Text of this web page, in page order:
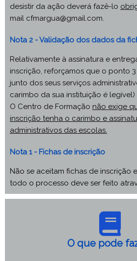
desistir da ação deverá fazê-lo
mail cfmargua@gmail.com.
Nota 2 - Validação dos dados da
Relativamente à assinatura e
inscrição, reforçamos que o ponto
junto dos seus serviços
carimbo da sua instituição é legível)
O Centro de Formação não exige
inscrição tenha o carimbo e
administrativos das escolas.
Nota 1 - Fichas de inscrição
Não se aceitam fichas de inscrição
todo o processo deve ser feito
O que pode